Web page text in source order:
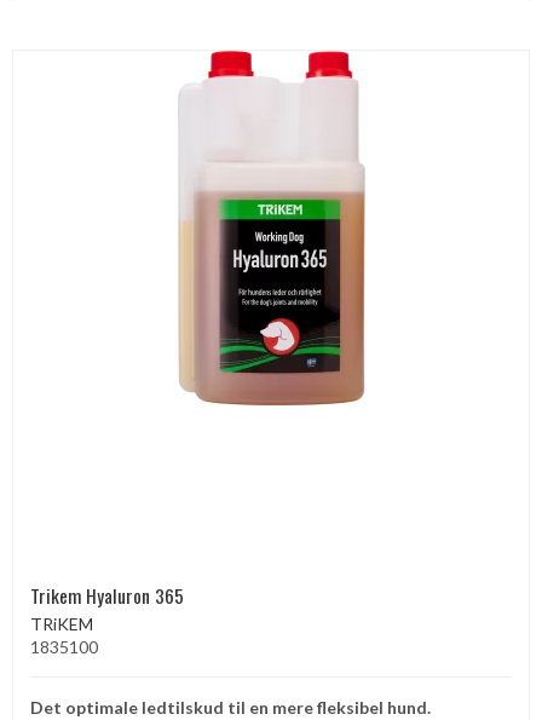
Trikem Hyaluron 365
TRiKEM
1835100
Det optimale ledtilskud til en mere fleksibel hund.